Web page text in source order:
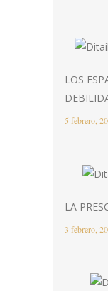
LOS
5 febrero,
LA
3 febrero,